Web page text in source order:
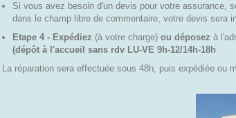
Si vous avez besoin d'un devis pour votre assurance,
dans le champ libre de commentaire, votre devis sera
Etape 4 - Expédiez (à votre charge) ou déposez à
(dépôt à l'accueil sans rdv LU-VE 9h-12/14h-18h
La réparation sera effectuée sous 48h, puis expédiée ou